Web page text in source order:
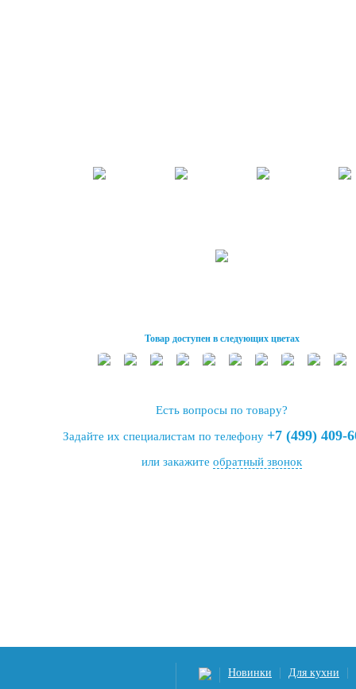
Товар доступен в следующих цветах
Есть вопросы по товару?
Задайте их специалистам по телефону +7 (499) 409-
или закажите обратный звонок
Новинки Для кухни